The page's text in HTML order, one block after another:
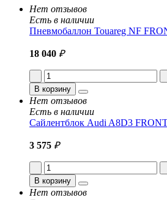
Нет отзывов
Есть в наличии
Пневмобаллон Touareg NF
18 040 ₽
В корзину
Нет отзывов
Есть в наличии
Сайлентблок Audi A8D3
3 575 ₽
В корзину
Нет отзывов